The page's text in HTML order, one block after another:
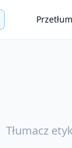
Tłumacz